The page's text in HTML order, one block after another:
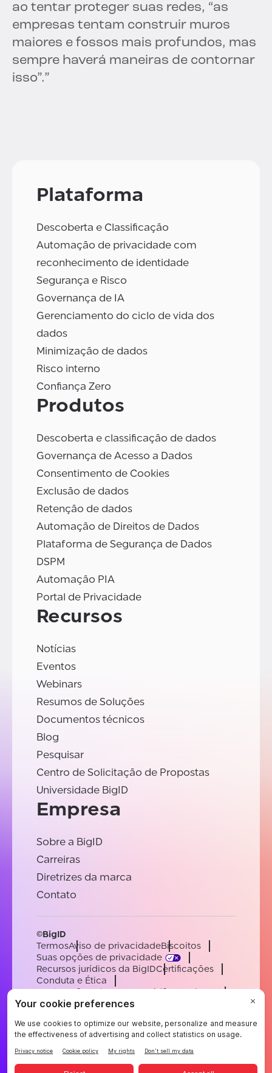
ao tentar proteger suas redes, “as
empresas tentam construir muros
maiores e fossos mais profundos, mas
sempre haverá maneiras de contornar
isso”.”
Plataforma
Descoberta e Classificação
Automação de privacidade com
reconhecimento de identidade
Segurança e Risco
Governança de IA
Gerenciamento do ciclo de vida dos
dados
Minimização de dados
Risco interno
Confiança Zero
Produtos
Descoberta e classificação de dados
Governança de Acesso a Dados
Consentimento de Cookies
Exclusão de dados
Retenção de dados
Automação de Direitos de Dados
Plataforma de Segurança de Dados
DSPM
Automação PIA
Portal de Privacidade
Recursos
Notícias
Eventos
Webinars
Resumos de Soluções
Documentos técnicos
Blog
Pesquisar
Centro de Solicitação de Propostas
Universidade BigID
Empresa
Sobre a BigID
Carreiras
Diretrizes da marca
Contato
©BigID
TermosAviso de privacidadeBiscoitos
Suas opções de privacidade
Recursos jurídicos da BigIDCertificações
Conduta e Ética
Declaração sobre a escravidão moderna
SubprocessadoresApoiar
EnglishGermanFrenchSpanishPortuguese